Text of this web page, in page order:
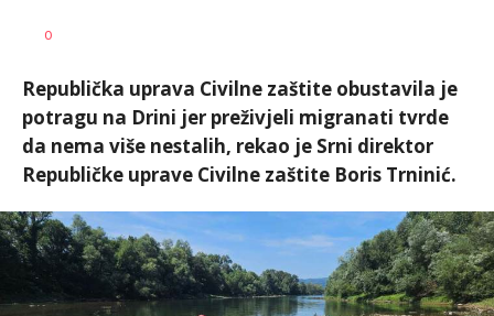
AUTOR
0
Republička uprava Civilne zaštite obustavila je
potragu na Drini jer preživjeli migranati tvrde
da nema više nestalih, rekao je Srni direktor
Republičke uprave Civilne zaštite Boris Trninić.